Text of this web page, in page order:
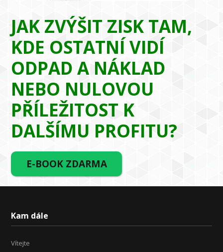
JAK ZVÝŠIT ZISK TAM,
KDE OSTATNÍ VIDÍ
ODPAD A NÁKLAD
NEBO NULOVOU
PŘÍLEŽITOST K
DALŠÍMU PROFITU?
E-BOOK ZDARMA
Kam dále
Vítejte